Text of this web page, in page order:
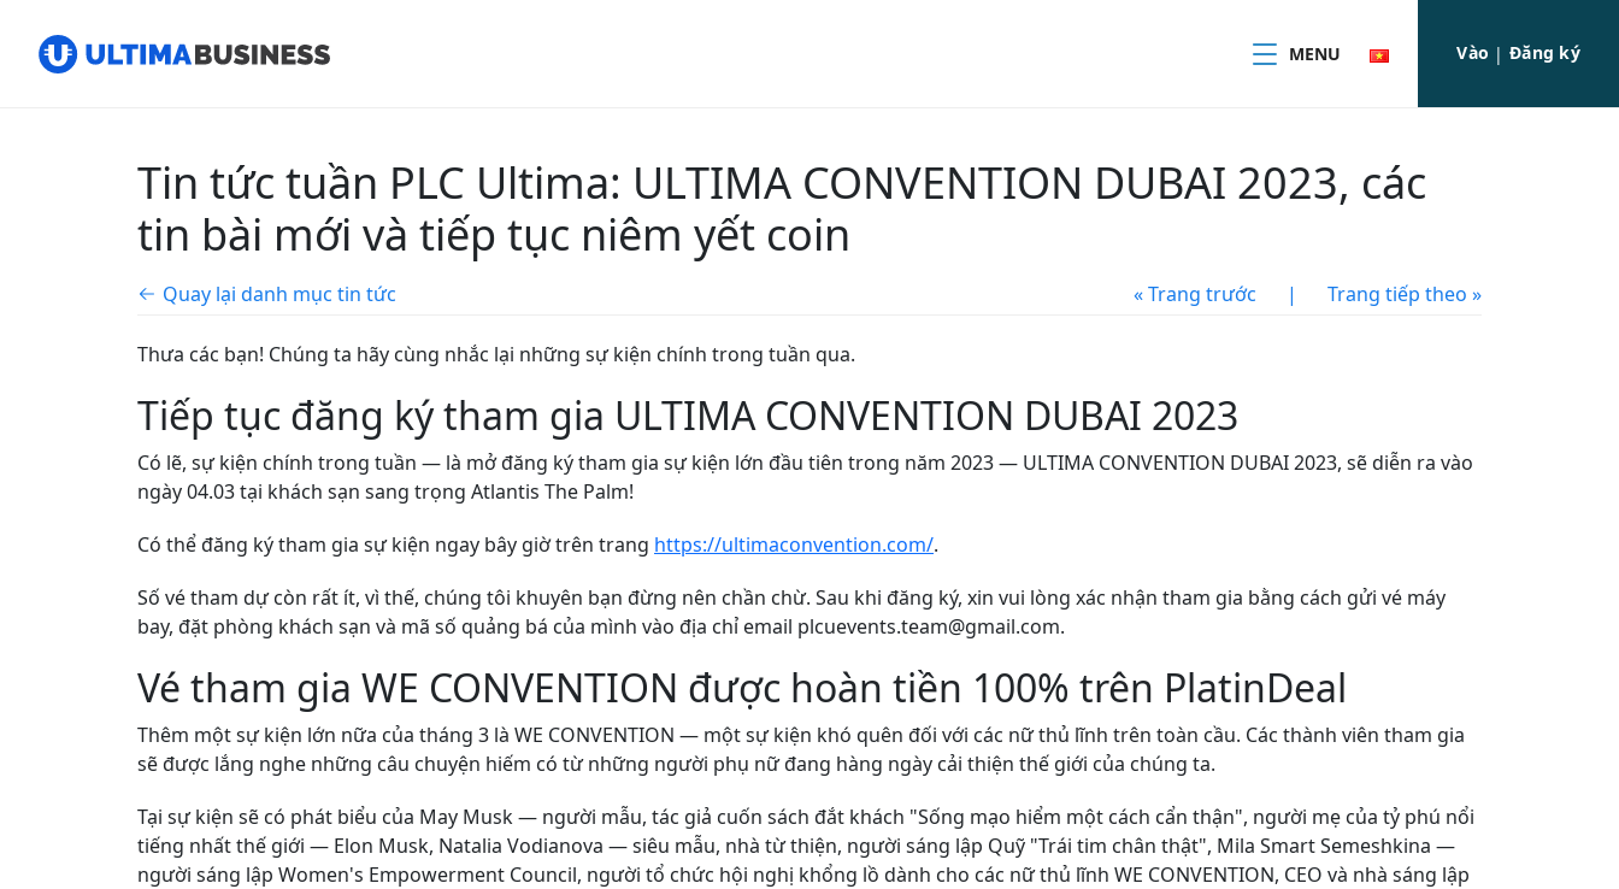
MENU Vào |Đăng ký
Tin tức tuần PLC Ultima: ULTIMA CONVENTION DUBAI 2023, các
tin bài mới và tiếp tục niêm yết coin
Quay lại danh mục tin tức « Trang trước | Trang tiếp theo »
Thưa các bạn! Chúng ta hãy cùng nhắc lại những sự kiện chính trong tuần qua.
Tiếp tục đăng ký tham gia ULTIMA CONVENTION DUBAI 2023
Có lẽ, sự kiện chính trong tuần — là mở đăng ký tham gia sự kiện lớn đầu tiên trong năm 2023 — ULTIMA CONVENTION DUBAI 2023, sẽ diễn ra vào
ngày 04.03 tại khách sạn sang trọng Atlantis The Palm!
Có thể đăng ký tham gia sự kiện ngay bây giờ trên trang https://ultimaconvention.com/.
Số vé tham dự còn rất ít, vì thế, chúng tôi khuyên bạn đừng nên chần chừ. Sau khi đăng ký, xin vui lòng xác nhận tham gia bằng cách gửi vé máy
bay, đặt phòng khách sạn và mã số quảng bá của mình vào địa chỉ email plcuevents.team@gmail.com.
Vé tham gia WE CONVENTION được hoàn tiền 100% trên PlatinDeal
Thêm một sự kiện lớn nữa của tháng 3 là WE CONVENTION — một sự kiện khó quên đối với các nữ thủ lĩnh trên toàn cầu. Các thành viên tham gia
sẽ được lắng nghe những câu chuyện hiếm có từ những người phụ nữ đang hàng ngày cải thiện thế giới của chúng ta.
Tại sự kiện sẽ có phát biểu của May Musk — người mẫu, tác giả cuốn sách đắt khách "Sống mạo hiểm một cách cẩn thận", người mẹ của tỷ phú nổi
tiếng nhất thế giới — Elon Musk, Natalia Vodianova — siêu mẫu, nhà từ thiện, người sáng lập Quỹ "Trái tim chân thật", Mila Smart Semeshkina —
người sáng lập Women's Empowerment Council, người tổ chức hội nghị khổng lồ dành cho các nữ thủ lĩnh WE CONVENTION, CEO và nhà sáng lập